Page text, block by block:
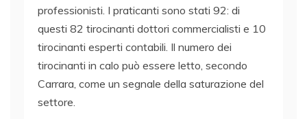
professionisti. I praticanti sono stati 92: di
questi 82 tirocinanti dottori commercialisti e 10
tirocinanti esperti contabili. Il numero dei
tirocinanti in calo può essere letto, secondo
Carrara, come un segnale della saturazione del
settore.